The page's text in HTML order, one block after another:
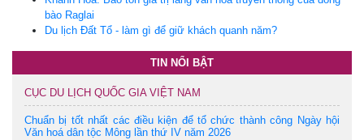
bào Raglai
Du lịch Đất Tổ - làm gì để giữ khách quanh năm?
TIN NỔI BẬT
CỤC DU LỊCH QUỐC GIA VIỆT NAM
Chuẩn bị tốt nhất các điều kiện để tổ chức thành công Ngày hội
Văn hoá dân tộc Mông lần thứ IV năm 2026